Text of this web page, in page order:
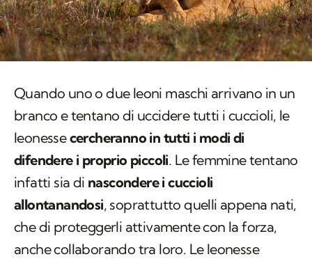
Quando uno o due leoni maschi arrivano in un
branco e tentano di uccidere tutti i cuccioli, le
leonessecercheranno in tutti i modi di
difendere i proprio piccoli. Le femmine tentano
infatti sia di nascondere i cuccioli
allontanandosi, soprattutto quelli appena nati,
che di proteggerli attivamente con la forza,
anche collaborando tra loro. Le leonesse